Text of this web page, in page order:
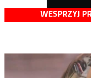
WESPRZYJ